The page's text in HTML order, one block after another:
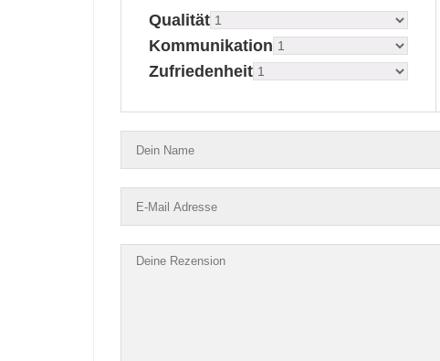
Qualität
Kommunikation
Zufriedenheit